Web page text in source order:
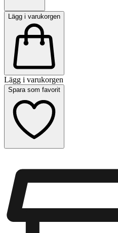
Lägg i varukorgen
Lägg i varukorgen
Spara som favorit